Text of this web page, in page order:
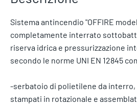
Sistema antincendio "OFFIRE
completamente interrato
riserva idrica e pressurizzazione
secondo le norme UNI EN 12845
-serbatoio di polietilene da interro,
stampati in rotazionale e